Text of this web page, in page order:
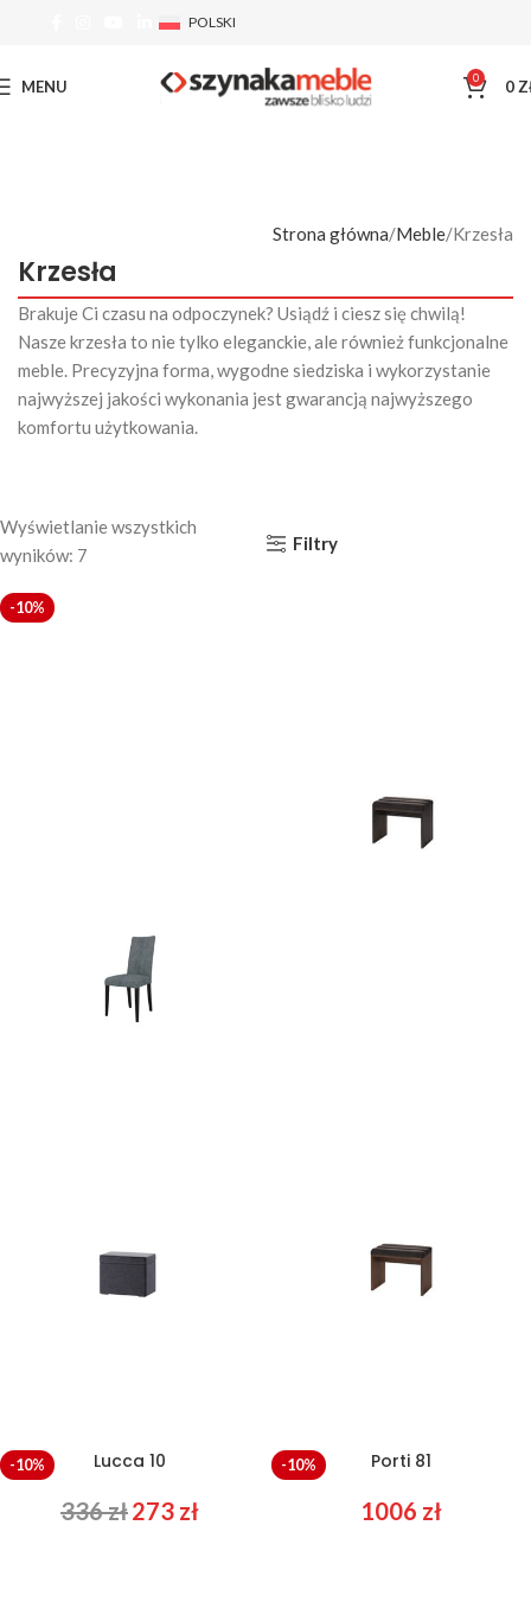
POLSKI
MENU 0 0
Krzesła
Strona główna Meble Krzesła
Brakuje Ci czasu na odpoczynek? Usiądź i ciesz się chwilą!
Nasze krzesła to nie tylko eleganckie, ale również funkcjonalne
meble. Precyzyjna forma, wygodne siedziska i wykorzystanie
najwyższej jakości wykonania jest gwarancją najwyższego
komfortu użytkowania.
Wyświetlanie wszystkich
wyników: 7
Filtry
-10%
Lucca 10
336zł273 zł
Porti 81
1006 zł
-10% -10%